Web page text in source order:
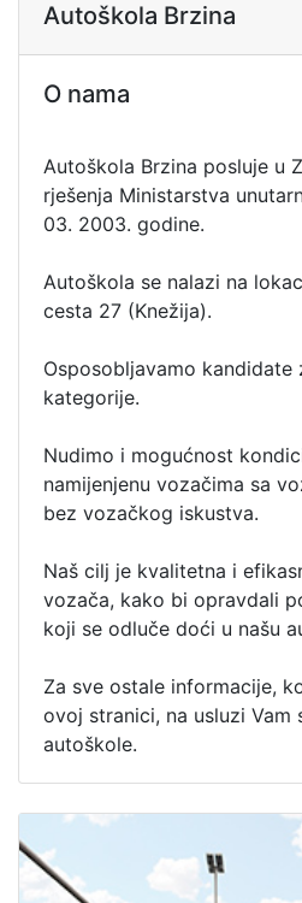
Autoškola Brzina
O nama
Autoškola Brzina posluje u
rješenja Ministarstva
03. 2003. godine.
Autoškola se nalazi na
cesta 27 (Knežija).
Osposobljavamo kandidate
kategorije.
Nudimo i mogućnost
namijenjenu vozačima sa
bez vozačkog iskustva.
Naš cilj je kvalitetna i
vozača, kako bi opravdali
koji se odluče doći u našu
Za sve ostale informacije,
ovoj stranici, na usluzi Vam
autoškole.